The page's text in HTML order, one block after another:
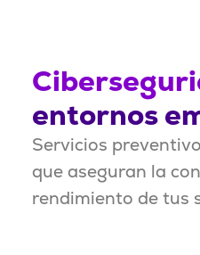
entornos
Servicios
que aseguran la
rendimiento de tus